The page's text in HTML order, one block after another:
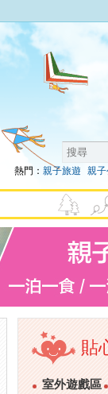
熱門： 親子旅遊 親子
貼
室外遊戲區